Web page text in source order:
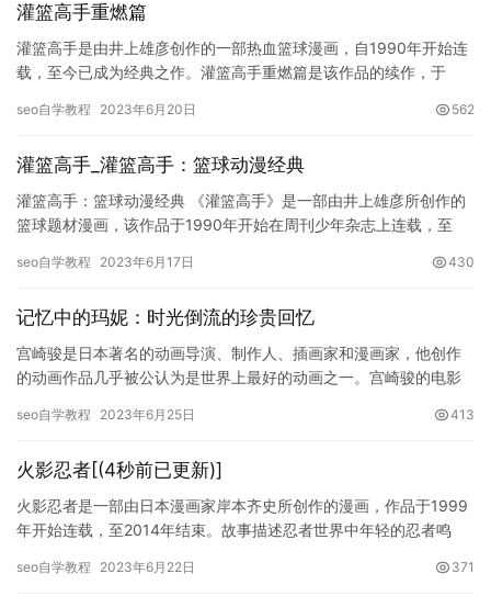
灌篮高手重燃篇
灌篮高手是由井上雄彦创作的一部热血篮球漫画，自1990年开始连
载，至今已成为经典之作。灌篮高手重燃篇是该作品的续作，于
桐…
seo自学教程 2023年6月20日 562
灌篮高手_灌篮高手：篮球动漫经典
灌篮高手：篮球动漫经典 《灌篮高手》是一部由井上雄彦所创作的
篮球题材漫画，该作品于1990年开始在周刊少年杂志上连载，至
seo自学教程 2023年6月17日 430
记忆中的玛妮：时光倒流的珍贵回忆
宫崎骏是日本著名的动画导演、制作人、插画家和漫画家，他创作
的动画作品几乎被公认为是世界上最好的动画之一。宫崎骏的电影
绕宫崎…
seo自学教程 2023年6月25日 413
火影忍者[(4秒前已更新)]
火影忍者是一部由日本漫画家岸本齐史所创作的漫画，作品于1999
年开始连载，至2014年结束。故事描述忍者世界中年轻的忍者鸣
seo自学教程 2023年6月22日 371